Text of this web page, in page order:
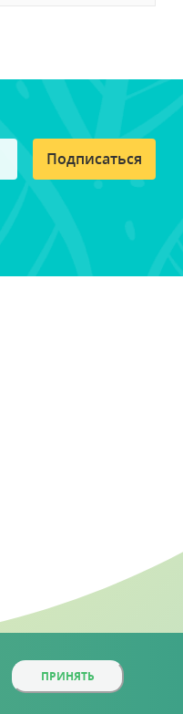
Подписаться
ПРИНЯТЬ